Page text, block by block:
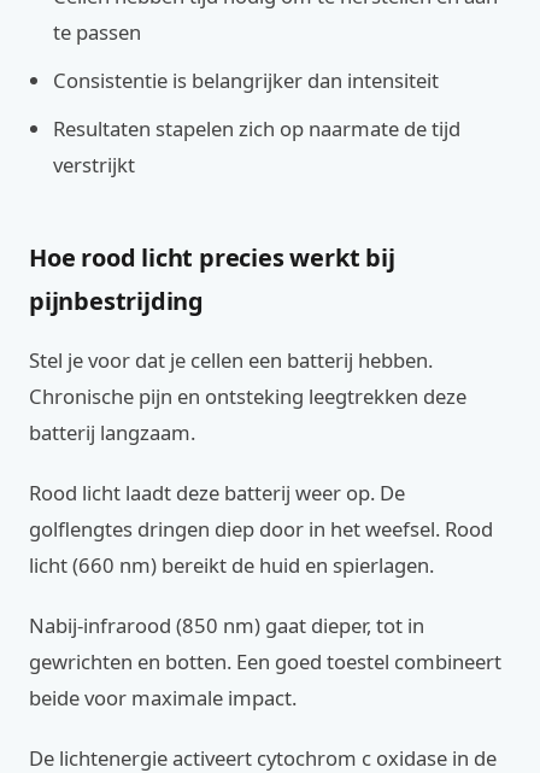
te passen
Consistentie is belangrijker dan intensiteit
Resultaten stapelen zich op naarmate de tijd
verstrijkt
Hoe rood licht precies werkt bij
pijnbestrijding
Stel je voor dat je cellen een batterij hebben.
Chronische pijn en ontsteking leegtrekken deze
batterij langzaam.
Rood licht laadt deze batterij weer op. De
golflengtes dringen diep door in het weefsel. Rood
licht (660 nm) bereikt de huid en spierlagen.
Nabij-infrarood (850 nm) gaat dieper, tot in
gewrichten en botten. Een goed toestel combineert
beide voor maximale impact.
De lichtenergie activeert cytochrom c oxidase in de